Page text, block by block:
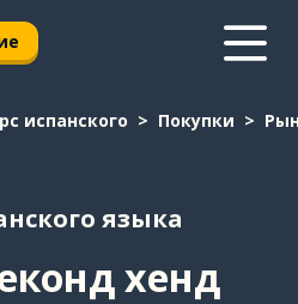
испанского Покупки
языка
хенд